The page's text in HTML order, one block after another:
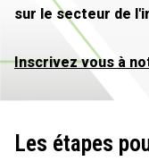
sur le secteur de
Inscrivez vous à
Les étapes